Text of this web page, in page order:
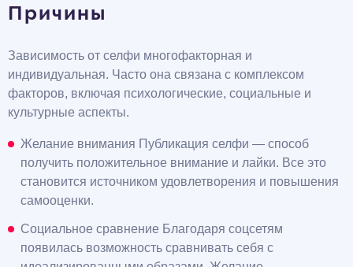
Причины
Зависимость от селфи многофакторная и
индивидуальная. Часто она связана с комплексом
факторов, включая психологические, социальные и
культурные аспекты.
Желание внимания Публикация селфи — способ
получить положительное внимание и лайки. Все это
становится источником удовлетворения и повышения
самооценки.
Социальное сравнение Благодаря соцсетям
появилась возможность сравнивать себя с